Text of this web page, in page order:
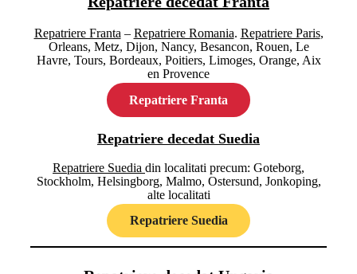
Repatriere Franta – Repatriere Romania. Repatriere Paris,
Orleans, Metz, Dijon, Nancy, Besancon, Rouen, Le
Havre, Tours, Bordeaux, Poitiers, Limoges, Orange, Aix
en Provence
Repatriere Franta
Repatriere decedat Suedia
Repatriere Suedia din localitati precum: Goteborg,
Stockholm, Helsingborg, Malmo, Ostersund, Jonkoping,
alte localitati
Repatriere Suedia